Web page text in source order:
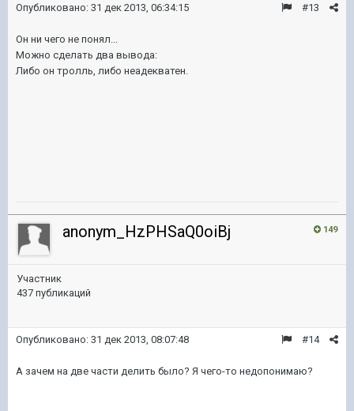
#13
Опубликовано: 31 дек 2013, 06:34:15
Он ни чего не понял...
Можно сделать два вывода:
Либо он тролль, либо неадекватен.
149
anonym_HzPHSaQ0oiBj
Участник
437 публикаций
#14
Опубликовано: 31 дек 2013, 08:07:48
А зачем на две части делить было? Я чего-то недопонимаю?